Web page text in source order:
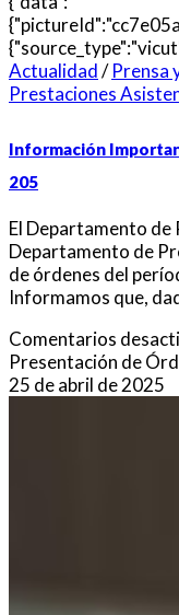
Actualidad/Prensa
Prestaciones
Información
205
El Departamento de
Departamento de
de órdenes del
Informamos que,
Comentarios
Presentación de
25 de abril de 2025